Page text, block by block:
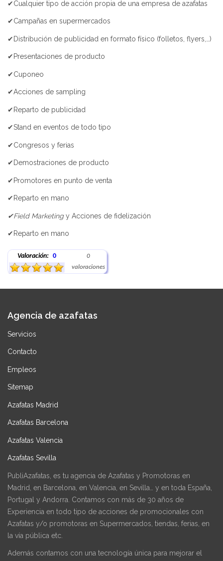
✔Cualquier tipo de acción propia de una empresa de azafatas
✔Campañas en supermercados
✔Distribución de publicidad en formato físico (folletos, flyers,…)
✔Presentaciones de producto
✔Cuponeo
✔Acciones de sampling
✔Reparto de publicidad
✔Stand en eventos de todo tipo
✔Congresos y ferias
✔Demostraciones de producto
✔Promotores en punto de venta
✔Reparto en mano
✔Field Marketingy Acciones de fidelización
✔Reparto en mano
Valoración: 0
0
valoraciones
Agencia de azafatas
Servicios
Contacto
Empleos
Sitemap
Azafatas Madrid
Azafatas Barcelona
Azafatas Valencia
Azafatas Sevilla
PubliAzafatas, es tu agencia de Azafatas y Promotoras en
Madrid, en Barcelona, en Valencia, en Sevilla… y en toda España,
Portugal y Andorra. Contamos con más de 30 años de
Experiencia en todo tipo de acciones de promocionales con
Azafatas y/o promotoras en Supermercados, tiendas, ferias, en
la vía pública etc.
Además contamos con una tecnología única para mejorar el